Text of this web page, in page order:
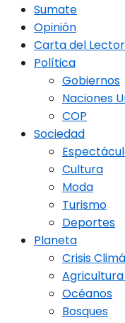
Sumate
Opinión
Carta del Lector
Política
Gobiernos
Naciones
COP
Sociedad
Cultura
Moda
Turismo
Deportes
Planeta
Crisis
Océanos
Bosques